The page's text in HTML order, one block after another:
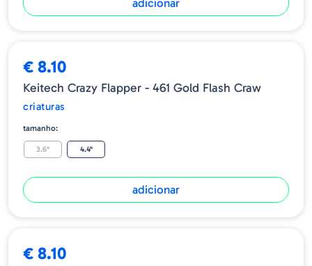
adicionar
€ 8.10
Keitech Crazy Flapper - 461 Gold Flash Craw
criaturas
tamanho:
3.6" 4.4"
adicionar
€ 8.10